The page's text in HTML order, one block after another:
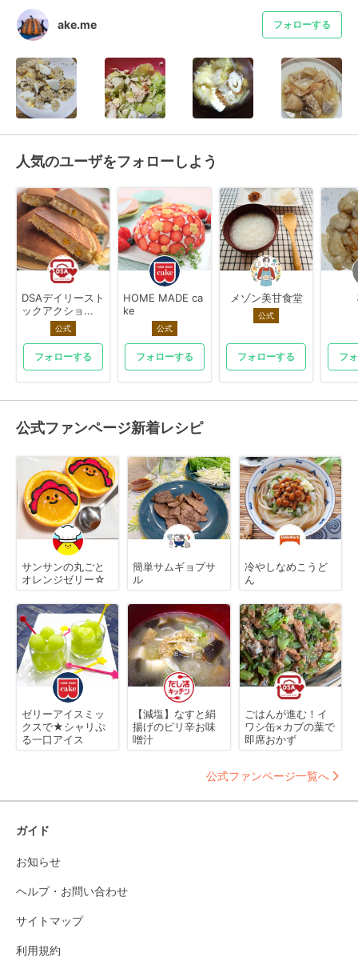
ake.me フォローする
人気のユーザをフォローしよう
DSAデイリースト
ックアクショ...
公式
フォローする
HOME MADE ca
ke
公式
フォローする
メゾン美甘食堂
公式
フォローする フ
公式ファンページ新着レシピ
サンサンの丸ごと
オレンジゼリー☆
簡単サムギョプサ
ル
冷やしなめこうど
ん
ゼリーアイスミッ
クスで★シャリぷ
る一口アイス
【減塩】なすと絹
揚げのピリ辛お味
噌汁
ごはんが進む！イ
ワシ缶×カブの葉で
即席おかず
公式ファンページ一覧へ
ガイド
お知らせ
ヘルプ・お問い合わせ
サイトマップ
利用規約